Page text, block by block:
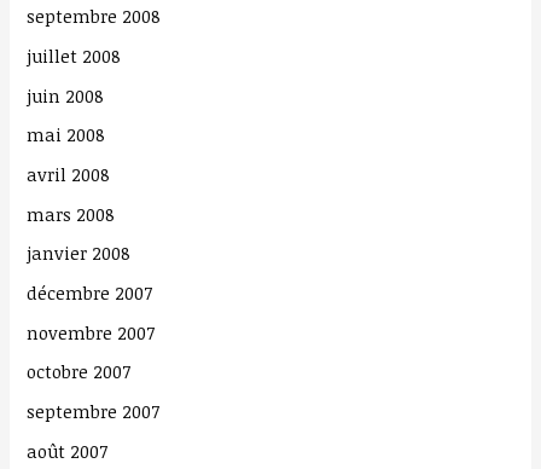
septembre 2008
juillet 2008
juin 2008
mai 2008
avril 2008
mars 2008
janvier 2008
décembre 2007
novembre 2007
octobre 2007
septembre 2007
août 2007